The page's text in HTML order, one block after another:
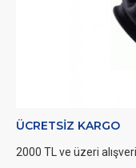
ÜCRETSIZ KARGO
2000 TL ve üzeri